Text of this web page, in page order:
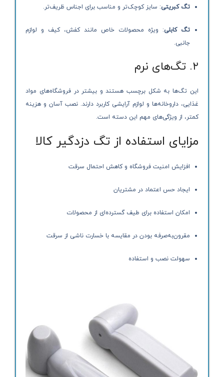
تگ کبریتی: سایز کوچک‌تر و مناسب برای اجناس ظریف‌تر.
تگ کابلی: ویژه محصولات خاص مانند کفش، کیف و لوازم
جانبی.
۲. تگ‌های نرم
این تگ‌ها به شکل برچسب هستند و بیشتر در فروشگاه‌های مواد
غذایی، داروخانه‌ها و لوازم آرایشی کاربرد دارند. نصب آسان و هزینه
کمتر، از ویژگی‌های مهم این دسته است.
مزایای استفاده از تگ دزدگیر کالا
افزایش امنیت فروشگاه و کاهش احتمال سرقت
ایجاد حس اعتماد در مشتریان
امکان استفاده برای طیف گسترده‌ای از محصولات
مقرون‌به‌صرفه بودن در مقایسه با خسارت ناشی از سرقت
سهولت نصب و استفاده